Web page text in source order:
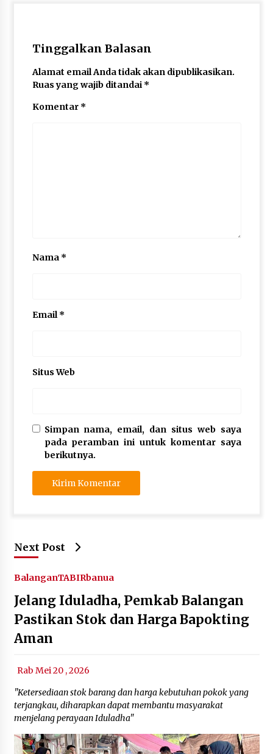
Tinggalkan Balasan
Alamat email Anda tidak akan dipublikasikan.
Ruas yang wajib ditandai *
Komentar *
Nama *
Email *
Situs Web
Simpan nama, email, dan situs web saya
pada peramban ini untuk komentar saya
berikutnya.
Next Post
BalanganTABIRbanua
Jelang Iduladha, Pemkab Balangan
Pastikan Stok dan Harga Bapokting
Aman
Rab Mei 20 , 2026
"Ketersediaan stok barang dan harga kebutuhan pokok yang
terjangkau, diharapkan dapat membantu masyarakat
menjelang perayaan Iduladha"